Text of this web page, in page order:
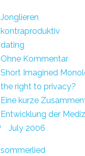
Jonglieren
kontraproduktiv
dating
Ohne Kommentar
Short Imagined
the right to privacy?
Eine kurze
Entwicklung der
July 2006
sommerlied